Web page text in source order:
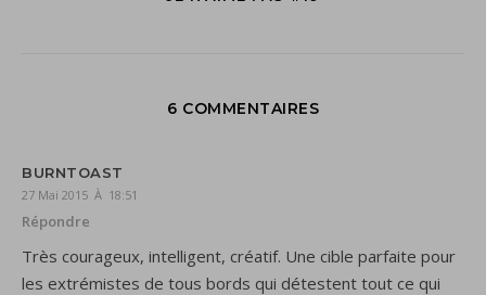
6 COMMENTAIRES
BURNTOAST
27 Mai 2015 À 18:51
Répondre
Très courageux, intelligent, créatif. Une cible parfaite pour
les extrémistes de tous bords qui détestent tout ce qui